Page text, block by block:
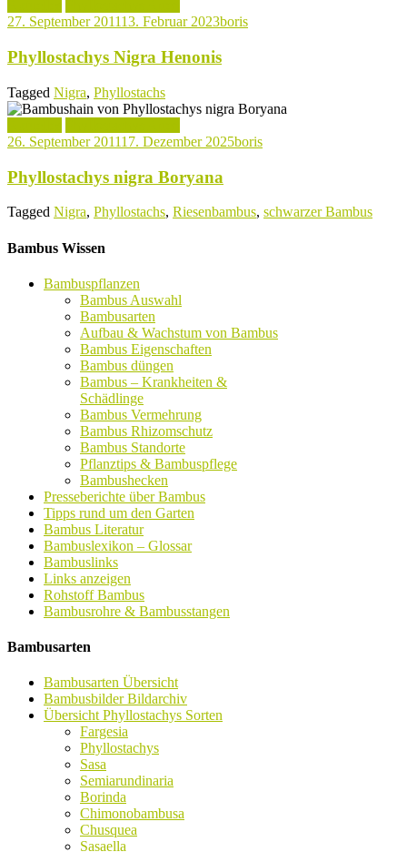
27. September 201113. Februar 2023boris
Phyllostachys Nigra Henonis
Tagged Nigra, Phyllostachs
26. September 201117. Dezember 2025boris
Phyllostachys nigra Boryana
Tagged Nigra, Phyllostachs, Riesenbambus, schwarzer Bambus
Bambus Wissen
Bambuspflanzen
Bambus Auswahl
Bambusarten
Aufbau & Wachstum von Bambus
Bambus Eigenschaften
Bambus düngen
Bambus – Krankheiten &
Schädlinge
Bambus Vermehrung
Bambus Rhizomschutz
Bambus Standorte
Pflanztips & Bambuspflege
Bambushecken
Presseberichte über Bambus
Tipps rund um den Garten
Bambus Literatur
Bambuslexikon – Glossar
Bambuslinks
Links anzeigen
Rohstoff Bambus
Bambusrohre & Bambusstangen
Bambusarten
Bambusarten Übersicht
Bambusbilder Bildarchiv
Übersicht Phyllostachys Sorten
Fargesia
Phyllostachys
Sasa
Semiarundinaria
Borinda
Chimonobambusa
Chusquea
Sasaella